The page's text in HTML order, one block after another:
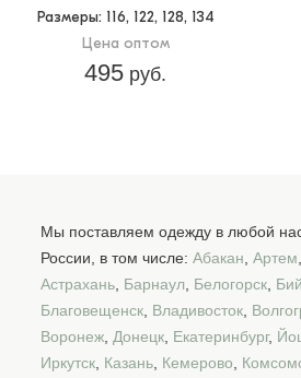
Размеры: 116, 122, 128, 134
Цена оптом
495 руб.
Мы поставляем одежду в любой
России, в том числе: Абакан Артем
Астрахань Барнаул Белогорск
Благовещенск Владивосток
Воронеж Донецк Екатеринбург,
Иркутск Казань Кемерово